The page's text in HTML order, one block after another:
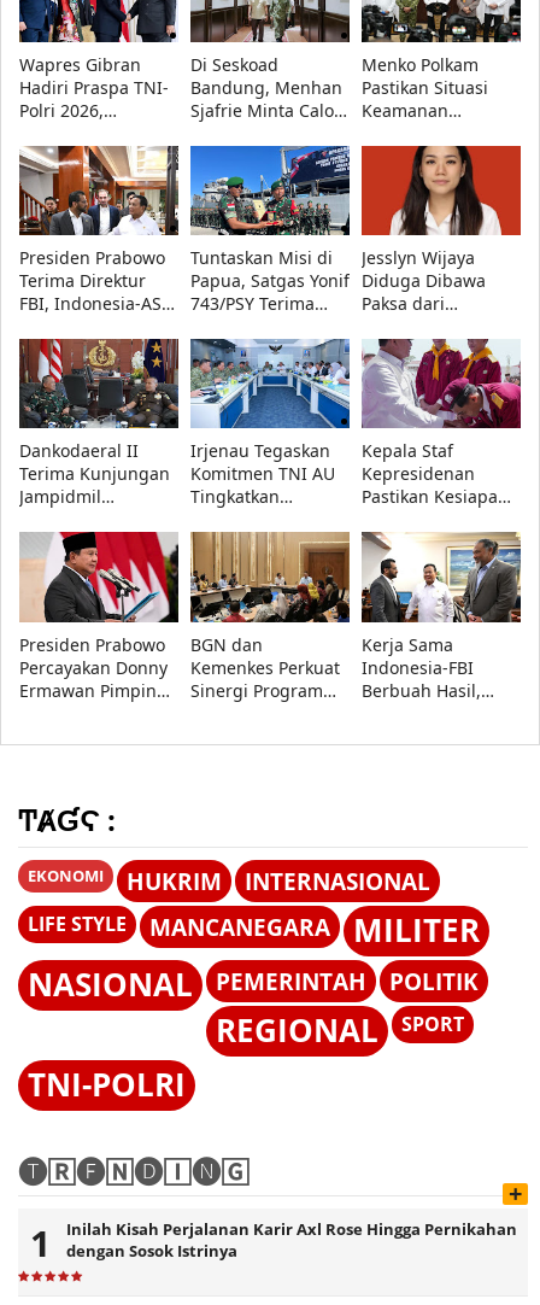
Wapres Gibran
Hadiri Praspa TNI-
Polri 2026,
Lantik 1.177
Perwira Remaja
Di Seskoad
Bandung, Menhan
Sjafrie Minta Calon
Siap Hadapi
Perang Informasi
Menko Polkam
Pastikan Situasi
Keamanan
Aman, Pemerintah
Siaga Hadapi
Hoaks
Presiden Prabowo
Terima Direktur
FBI, Indonesia-AS
Repatriasi Artefak
Budaya
Tuntaskan Misi di
Papua, Satgas Yonif
743/PSY Terima
Pangdam
XVII/Cenderawasih
Jesslyn Wijaya
Diduga Dibawa
Paksa dari
Mangga Besar,
Polisi Diminta
Ungkap Pelaku
Dankodaeral II
Terima Kunjungan
Jampidmil
RI, Perkuat Sinergi
Penegakan Hukum
Militer
Irjenau Tegaskan
Komitmen TNI AU
Tingkatkan
Rumah Dinas
Prajurit dan Tata
Kelola Persediaan
Kepala Staf
Kepresidenan
Pastikan Kesiapan
Bandung, 560
Siswa Ikuti MPLS
2026
Presiden Prabowo
Percayakan Donny
Ermawan Pimpin
BGN dan
Kemenkes Perkuat
Sinergi Program
Kerja Sama
Indonesia-FBI
Berbuah Hasil,
ͲȺƓϚ :
EKONOMI HUKRIM INTERNASIONAL
LIFE STYLE MANCANEGARA
MILITER
NASIONAL
PEMERINTAH POLITIK
REGIONAL SPORT
TNI-POLRI
🅣🅁🅔🄽🅓🄸🅝🄶
+
Inilah Kisah Perjalanan Karir Axl Rose Hingga Pernikahan
dengan Sosok Istrinya